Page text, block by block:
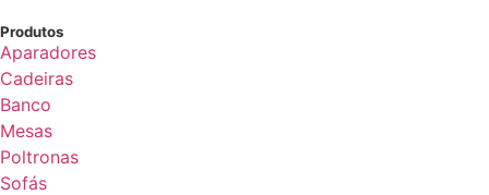
Produtos
Aparadores
Cadeiras
Banco
Mesas
Poltronas
Sofás